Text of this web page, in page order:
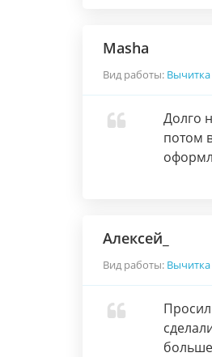
Masha
Вид работы:
Долго
потом
Алексей_
Вид работы:
Просил